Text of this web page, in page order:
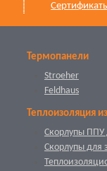
Термопанели
Stroeher
Feldhaus
Теплоизоляция
Скорлупы ППУ
Скорлупы для